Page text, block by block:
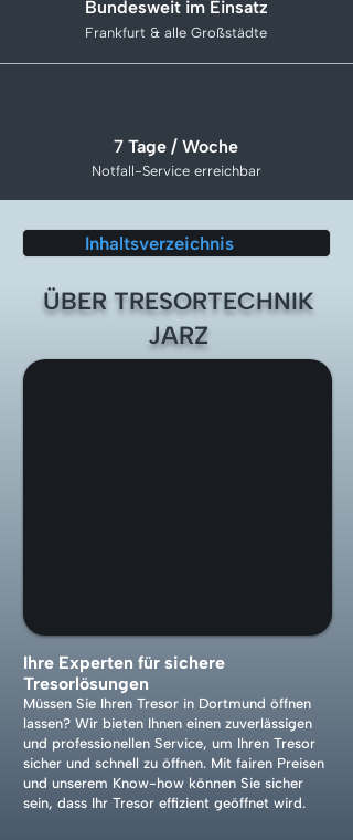
Bundesweit im Einsatz
Frankfurt & alle Großstädte
7 Tage / Woche
Notfall-Service erreichbar
Inhaltsverzeichnis
ÜBER TRESORTECHNIK
JARZ
Ihre Experten für sichere
Tresorlösungen
Müssen Sie Ihren Tresor in Dortmund öffnen
lassen? Wir bieten Ihnen einen zuverlässigen
und professionellen Service, um Ihren Tresor
sicher und schnell zu öffnen. Mit fairen Preisen
und unserem Know-how können Sie sicher
sein, dass Ihr Tresor effizient geöffnet wird.